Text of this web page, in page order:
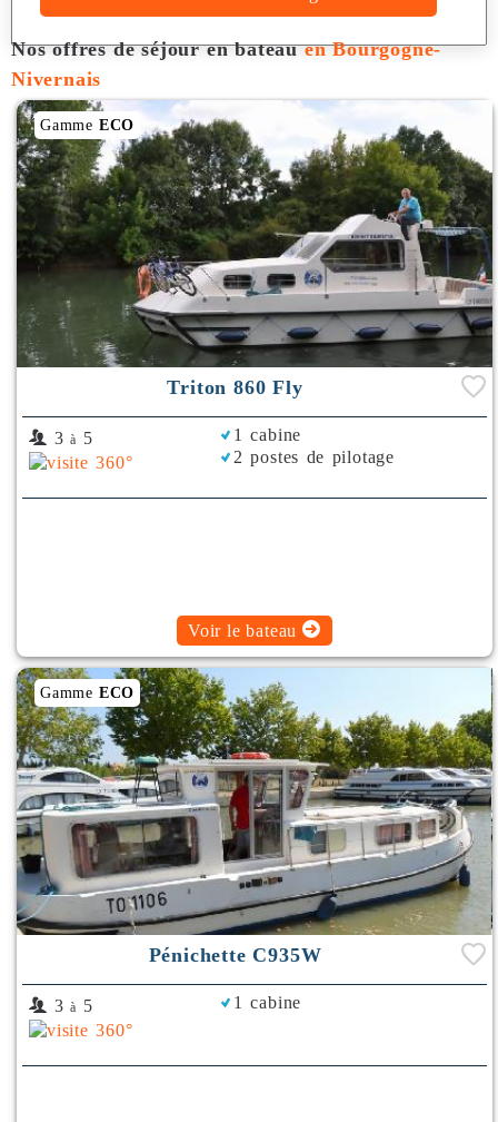
Nos offres de séjour en bateauen Bourgogne-
Nivernais
Gamme ECO
Triton 860 Fly
3 à 5
1 cabine
2 postes de pilotage
Voir le bateau
Gamme ECO
Pénichette C935W
3 à 5 1 cabine